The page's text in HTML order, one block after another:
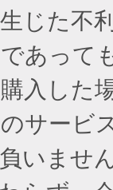
じた不
あって
入した
サービ
いませ